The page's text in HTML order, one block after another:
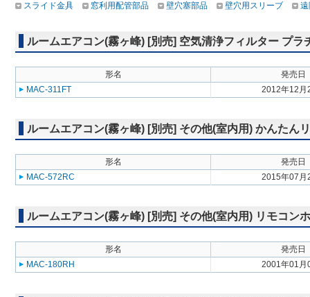
スライド金具
窓利用配管部品 壁穴塞部品 壁穴用スリーブ
ルームエアコン(霧ヶ峰) [別売] 空気清浄フィルター プラ
形名
発売日
MAC-311FT
2012年12月
ルームエアコン(霧ヶ峰) [別売] その他(室内用) かんたん
形名
発売日
MAC-572RC
2015年07月
ルームエアコン(霧ヶ峰) [別売] その他(室内用) リモコン
形名
発売日
MAC-180RH
2001年01月